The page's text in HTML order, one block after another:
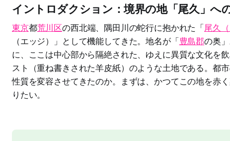
イントロダクション：境界の地「尾久」へ
東京都荒川区の西北端、隅田川の蛇行に抱かれた「尾久（
（エッジ）」として機能してきた。地名が「豊島郡の奥
に、ここは中心部から隔絶された、ゆえに異質な文化を
スト（重ね書きされた羊皮紙）のような土地である。都
性質を変容させてきたのか。まずは、かつてこの地を赤
りたい。